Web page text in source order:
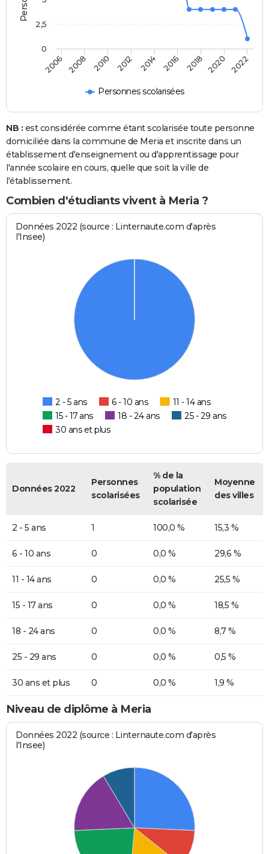
Personnes scolarisées
2006 2008 2010 2012 2014 2016 2018 2020 2022
0
2,5
NB : est considérée comme étant scolarisée toute personne
domiciliée dans la commune de Meria et inscrite dans un
établissement d'enseignement ou d'apprentissage pour
l'année scolaire en cours, quelle que soit la ville de
l'établissement.
Combien d'étudiants vivent à Meria ?
Données 2022 (source : Linternaute.com d'après
l'Insee)
2 - 5 ans 6 - 10 ans
11 - 14 ans
15 - 17 ans
18 - 24 ans
25 - 29 ans
30 ans et plus
Données 2022
Personnes
scolarisées
% de la
population
scolarisée
Moyenne
des villes
2 - 5 ans 1 100,0 % 15,3 %
6 - 10 ans 0 0,0 % 29,6 %
11 - 14 ans 0 0,0 % 25,5 %
15 - 17 ans 0 0,0 % 18,5 %
18 - 24 ans 0 0,0 % 8,7 %
25 - 29 ans 0 0,0 % 0,5 %
30 ans et plus 0 0,0 % 1,9 %
Niveau de diplôme à Meria
Données 2022 (source : Linternaute.com d'après
l'Insee)